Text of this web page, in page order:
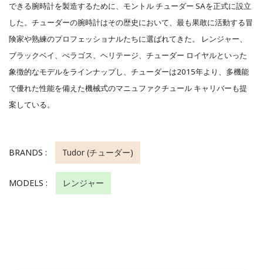
できる腕時計を製造するために、モントル チューダー SAを正式に設立
した。チューダーの腕時計はその歴史において、最も果敢に活動する冒
険家や熟練のプロフェッショナルたちに選ばれてきた。 レンジャー、
ブラックベイ、ぺラゴス、ヘリテージ、チューダー ロイヤルといった
象徴的なモデルをラインナップし、チューダーは2015年より、多機能
で優れた性能を備えた機械式のマニュファクチュール キャリバーも提
案している。
BRANDS : Tudor (チューダー)
MODELS : レンジャー